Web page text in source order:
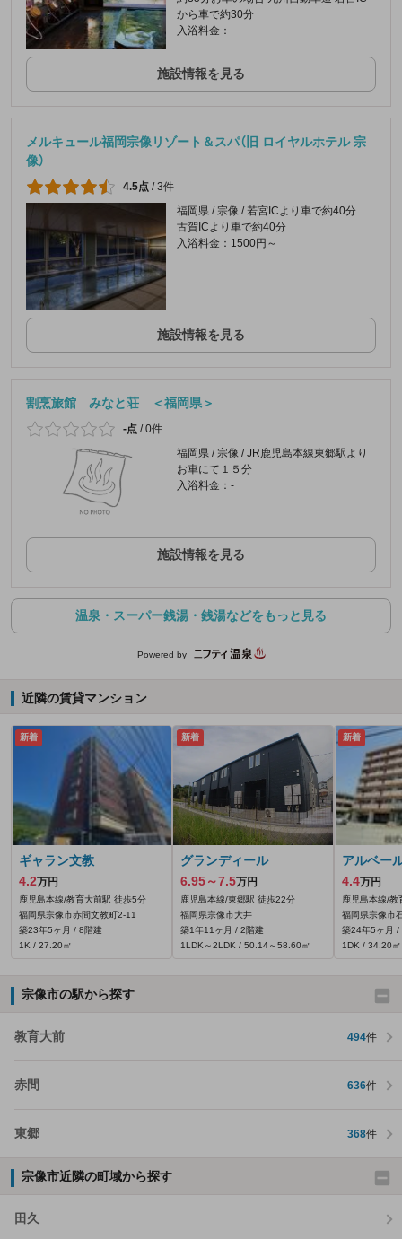
から車で約30分
入浴料金：-
施設情報を見る
メルキュール福岡宗像リゾート＆スパ（旧 ロイヤルホテル 宗
像）
4.5点 /3件
福岡県 / 宗像 / 若宮ICより車で約40分
古賀ICより車で約40分
入浴料金：1500円～
施設情報を見る
割烹旅館 みなと荘 ＜福岡県＞
-点 /0件
福岡県 / 宗像 / JR鹿児島本線東郷駅より
お車にて１５分
入浴料金：-
施設情報を見る
温泉・スーパー銭湯・銭湯などをもっと見る
Powered by
近隣の賃貸マンション
新着
ギャラン文教
4.2万円
鹿児島本線/教育大前駅 徒歩5分
福岡県宗像市赤間文教町2-11
築23年5ヶ月 / 8階建
1K / 27.20㎡
新着
グランディール
6.95～7.5万円
鹿児島本線/東郷駅 徒歩22分
福岡県宗像市大井
築1年11ヶ月 / 2階建
1LDK～2LDK / 50.14～58.60㎡
新着
アルベー
4.4万円
鹿児島本線/教
福岡県宗像市
築24年5ヶ月 /
1DK / 34.20㎡
宗像市の駅から探す
教育大前 494件
赤間 636件
東郷 368件
宗像市近隣の町域から探す
田久